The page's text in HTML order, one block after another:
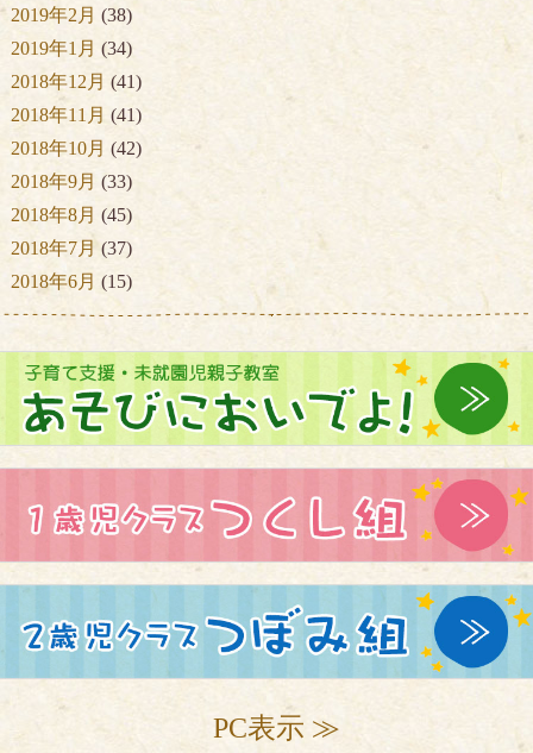
2019年2月 (38)
2019年1月 (34)
2018年12月 (41)
2018年11月 (41)
2018年10月 (42)
2018年9月 (33)
2018年8月 (45)
2018年7月(37)
2018年6月 (15)
PC表示 ≫